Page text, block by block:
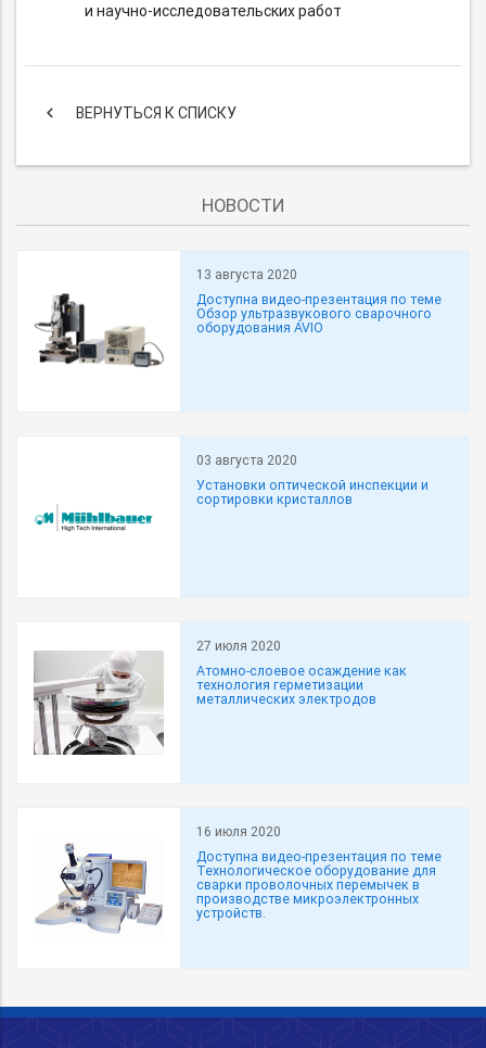
и научно-исследовательскихработ
keyboard_arrow_left ВЕРНУТЬСЯ К СПИСКУ
НОВОСТИ
13 августа 2020
Доступна видео-презентация по теме
Обзор ультразвукового сварочного
оборудования AVIO
03 августа 2020
Установки оптической инспекции и
сортировки кристаллов
27 июля 2020
Атомно-слоевое осаждение как
технология герметизации
металлических электродов
16 июля 2020
Доступна видео-презентация по теме
Технологическое оборудование для
сварки проволочных перемычек в
производстве микроэлектронных
устройств.